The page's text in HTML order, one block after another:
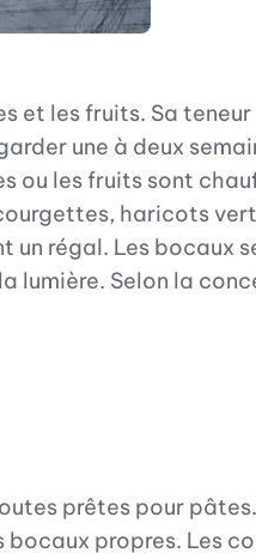
et les fruits. Sa
une à deux
ou les fruits sont
haricots
un régal. Les
lumière. Selon la
prêtes pour
propres. Les